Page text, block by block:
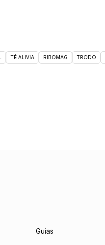
TÉ ALIVIA RIBOMAG TRODO
Guías